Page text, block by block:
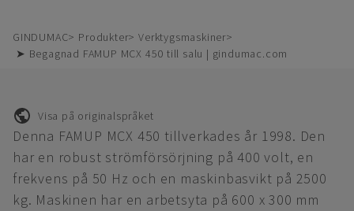
GINDUMAC Produkter
Verktygsmaskiner
➤ Begagnad FAMUP MCX 450 till salu | gindumac.com
Visa på originalspråket
Denna FAMUP MCX 450 tillverkades år 1998. Den
har en robust strömförsörjning på 400 volt, en
frekvens på 50 Hz och en maskinbasvikt på 2500
kg. Maskinen har en arbetsyta på 600 x 300 mm